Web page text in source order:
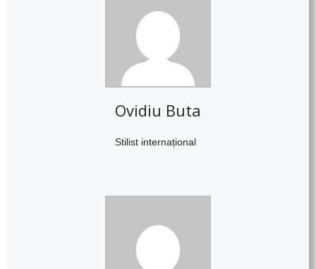
Ovidiu Buta
Stilist internațional